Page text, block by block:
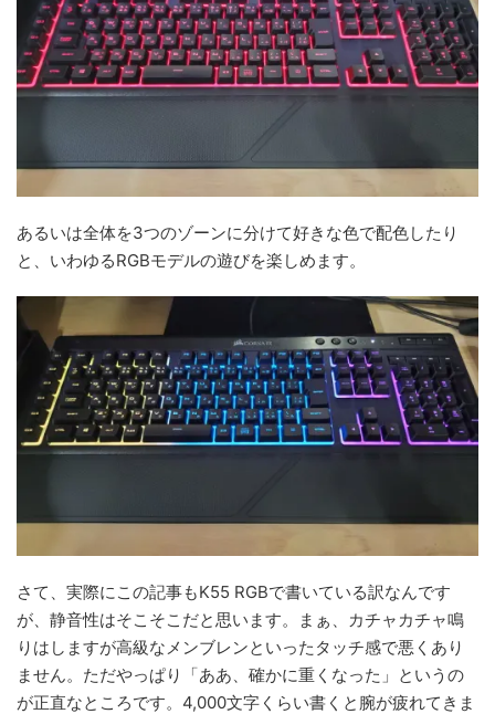
あるいは全体を3つのゾーンに分けて好きな色で配色したり
と、いわゆるRGBモデルの遊びを楽しめます。
さて、実際にこの記事もK55 RGBで書いている訳なんです
が、静音性はそこそこだと思います。まぁ、カチャカチャ鳴
りはしますが高級なメンブレンといったタッチ感で悪くあり
ません。 ただやっぱり「ああ、確かに重くなった」というの
が正直なところです。 4,000文字くらい書くと腕が疲れてきま